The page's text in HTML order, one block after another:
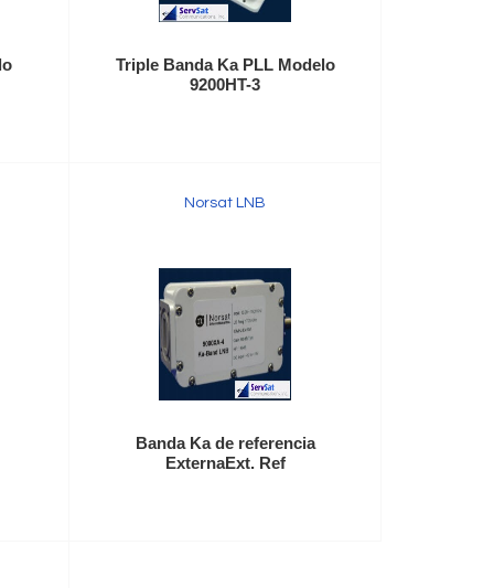
Triple Banda Ka PLL Modelo
9200HT-3
Norsat LNB
Banda Ka de referencia
ExternaExt. Ref